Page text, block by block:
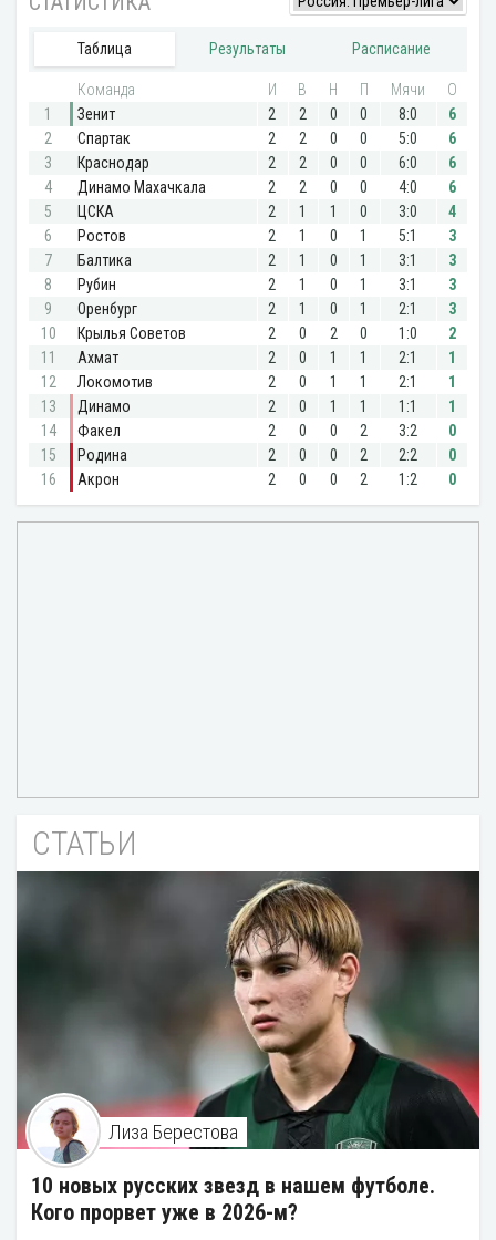
СТАТЬИ
Лиза Берестова
10 новых русских звезд в нашем футболе.
Кого прорвет уже в 2026-м?